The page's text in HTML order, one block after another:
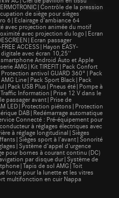
de la pression
de siège pour sièges
6|Eclairage d’ambiance 64
avec projection animée du motif
avec projection du logo|Ecran
passager
ACCESS|Hayon EASY-
avec écran 10,25''
Android Auto et Apple
AMG|Kit TIREFIT|Pack Confort
antivol GUARD 360°|Pack
Line|Pack Sport Black|Pack
USB Plus|Pneus été|Pompe à
Information|Prise 12 V dans le
passager avant|Prise de
LED|Protection piétons|Protection
DAB|Redémarrage automatique
Connecté : Pré-équipement pour
à réglages électriques avec
à réglage longitudinal|Sièges
sport à l'avant|Sonorité
d'appel d'urgence
pour bornes à courant continu (DC)
par disque dur|Système de
de sol AMG|Toit
foncé pour la lunette et les vitres
multifonction en cuir Nappa